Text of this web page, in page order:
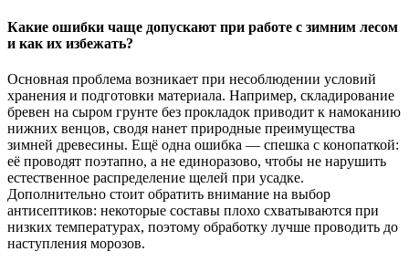
Какие ошибки чаще допускают при работе с зимним лесом
и как их избежать?
Основная проблема возникает при несоблюдении условий
хранения и подготовки материала. Например, складирование
бревен на сыром грунте без прокладок приводит к намоканию
нижних венцов, сводя нанет природные преимущества
зимней древесины. Ещё одна ошибка — спешка с конопаткой:
её проводят поэтапно, а не единоразово, чтобы не нарушить
естественное распределение щелей при усадке.
Дополнительно стоит обратить внимание на выбор
антисептиков: некоторые составы плохо схватываются при
низких температурах, поэтому обработку лучше проводить до
наступления морозов.